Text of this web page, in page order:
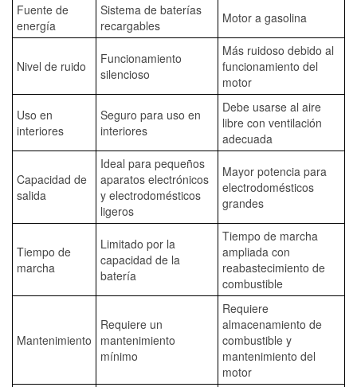
Fuente de
energía
Sistema de baterías
recargables
Motor a gasolina
Nivel de ruido
Funcionamiento
silencioso
Más ruidoso debido al
funcionamiento del
motor
Uso en
interiores
Seguro para uso en
interiores
Debe usarse al aire
libre con ventilación
adecuada
Capacidad de
salida
Ideal para pequeños
aparatos electrónicos
y electrodomésticos
ligeros
Mayor potencia para
electrodomésticos
grandes
Tiempo de
marcha
Limitado por la
capacidad de la
batería
Tiempo de marcha
ampliada con
reabastecimiento de
combustible
Mantenimiento
Requiere un
mantenimiento
mínimo
Requiere
almacenamiento de
combustible y
mantenimiento del
motor